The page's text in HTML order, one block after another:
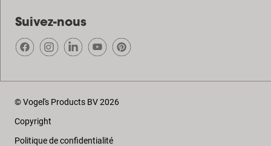
Suivez-nous
© Vogel's Products BV2026
Copyright
Politique de confidentialité